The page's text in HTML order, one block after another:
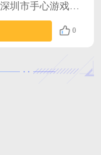
深圳市手心游戏科技有限公司
0